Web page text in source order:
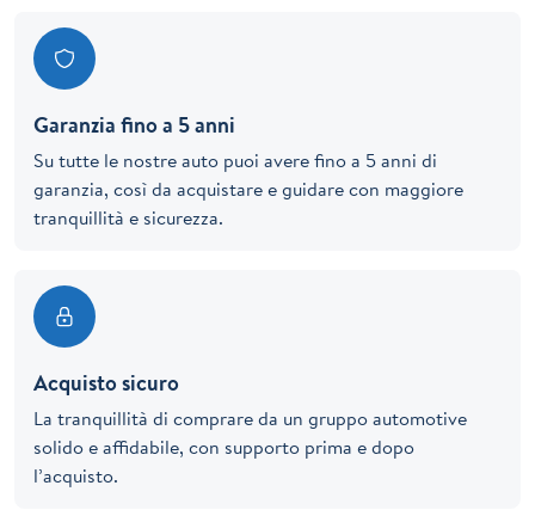
Garanzia fino a 5 anni
Su tutte le nostre auto puoi avere fino a 5 anni di
garanzia, così da acquistare e guidare con maggiore
tranquillità e sicurezza.
Acquisto sicuro
La tranquillità di comprare da un gruppo automotive
solido e affidabile, con supporto prima e dopo
l’acquisto.